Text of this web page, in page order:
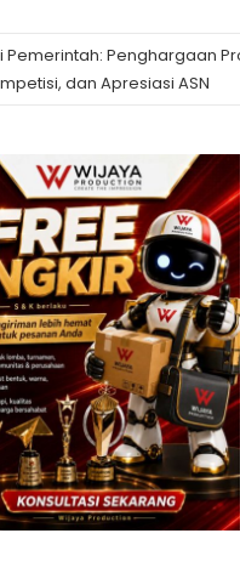
Pemerintah: Penghargaan
dan Apresiasi ASN